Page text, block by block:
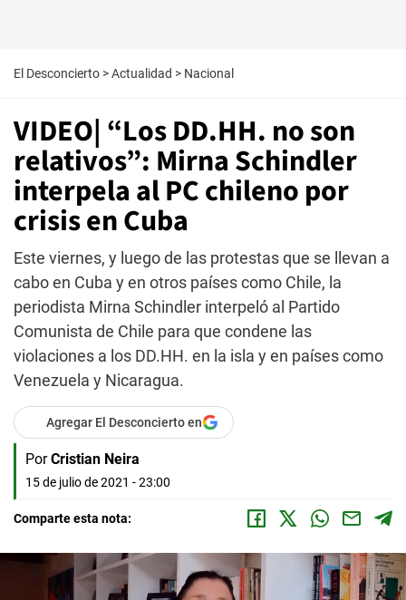
El Desconcierto >Actualidad > Nacional
VIDEO| “Los DD.HH. no son
relativos”: Mirna Schindler
interpela al PC chileno por
crisis en Cuba
Este viernes, y luego de las protestas que se llevan a
cabo en Cuba y en otros países como Chile, la
periodista Mirna Schindler interpeló al Partido
Comunista de Chile para que condene las
violaciones a los DD.HH. en la isla y en países como
Venezuela y Nicaragua.
Agregar El Desconcierto en
Por Cristian Neira
15 de julio de 2021 - 23:00
Comparte esta nota: